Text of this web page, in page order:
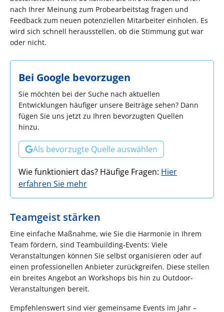
nach Ihrer Meinung zum Probearbeitstag fragen und
Feedback zum neuen potenziellen Mitarbeiter einholen. Es
wird sich schnell herausstellen, ob die Stimmung gut war
oder nicht.
Bei Google bevorzugen
Sie möchten bei der Suche nach aktuellen
Entwicklungen häufiger unsere Beiträge sehen? Dann
fügen Sie uns jetzt zu Ihren bevorzugten Quellen
hinzu.
Als bevorzugte Quelle auswählen
Wie funktioniert das? Häufige Fragen: Hier
erfahren Sie mehr
Teamgeist stärken
Eine einfache Maßnahme, wie Sie die Harmonie in Ihrem
Team fördern, sind Teambuilding-Events: Viele
Veranstaltungen können Sie selbst organisieren oder auf
einen professionellen Anbieter zurückgreifen. Diese stellen
ein breites Angebot an Workshops bis hin zu Outdoor-
Veranstaltungen bereit.
Empfehlenswert sind vier gemeinsame Events im Jahr –